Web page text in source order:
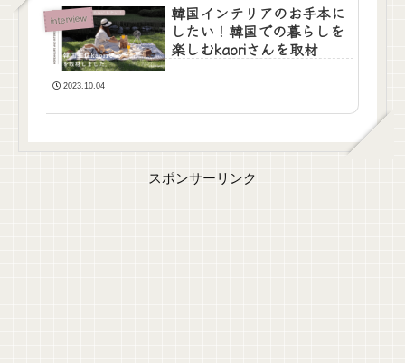
interview
韓国インテリアのお手本に
したい！韓国での暮らしを
楽しむkaoriさんを取材
2023.10.04
スポンサーリンク